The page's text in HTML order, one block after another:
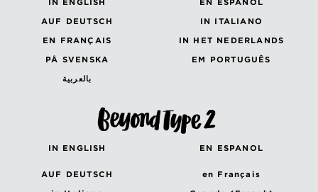
IN ENGLISH
EN ESPANOL
AUF DEUTSCH
IN ITALIANO
EN FRANÇAIS
IN HET NEDERLANDS
PÅ SVENSKA
EM PORTUGUÊS
بالعربية
IN ENGLISH EN ESPANOL
AUF DEUTSCH
en Français